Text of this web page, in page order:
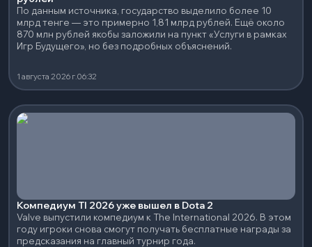
По данным источника, государство выделило более 10
млрд тенге — это примерно 1,81 млрд рублей. Ещё около
870 млн рублей якобы заложили на пункт «Услуги в рамках
Игр Будущего», но без подробных объяснений.
1 августа 2026 г.06:32
Компедиум TI 2026 уже вышел в Dota 2
Valve выпустили компедиум к The International 2026. В этом
году игроки снова смогут получать бесплатные награды за
предсказания на главный турнир года.